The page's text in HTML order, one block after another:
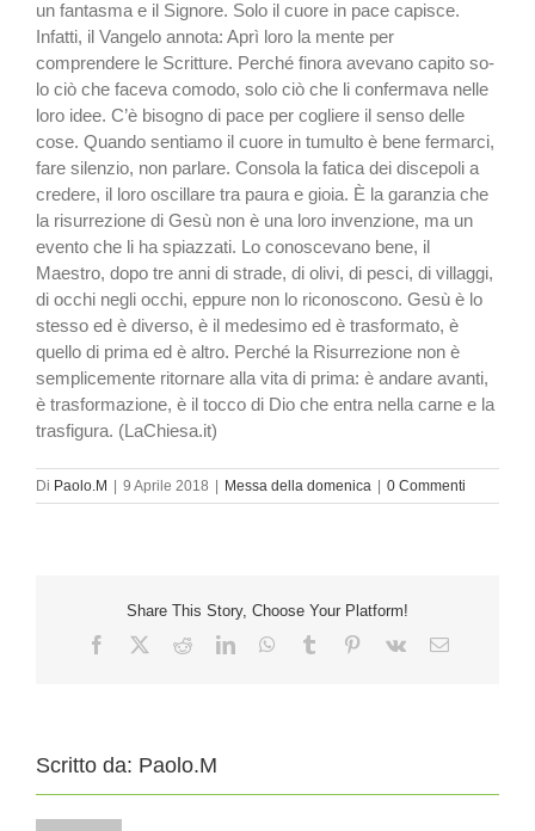
un fantasma e il Signore. Solo il cuore in pace capisce.
Infatti, il Vangelo an­nota: Aprì loro la mente per
comprendere le Scritture. Per­ché finora avevano capito so­
lo ciò che faceva comodo, so­lo ciò che li confermava nel­le
loro idee. C’è bisogno di pa­ce per cogliere il senso delle
cose. Quando sentiamo il cuore in tumulto è bene fer­marci,
fare silenzio, non par­lare. Consola la fatica dei disce­poli a
credere, il loro oscillare tra paura e gioia. È la garan­zia che
la risurrezione di Ge­sù non è una loro invenzione, ma un
evento che li ha spiaz­zati. Lo conoscevano bene, il
Maestro, dopo tre anni di stra­de, di olivi, di pesci, di villag­gi,
di occhi negli occhi, eppu­re non lo riconoscono. Gesù è lo
stesso ed è diverso, è il medesimo ed è trasformato, è
quello di prima ed è altro. Per­ché la Risurrezione non è
semplicemente ritornare alla vita di prima: è andare avan­ti,
è trasformazione, è il tocco di Dio che entra nella carne e la
trasfigura. (LaChiesa.it)
Di Paolo.M 9 Aprile 2018 Messa della domenica 0 Commenti
Share This Story, Choose Your Platform!
Facebook RedditLinkedInWhatsApp
Tumblr Pinterest
Vk Email
Scritto da: Paolo.M